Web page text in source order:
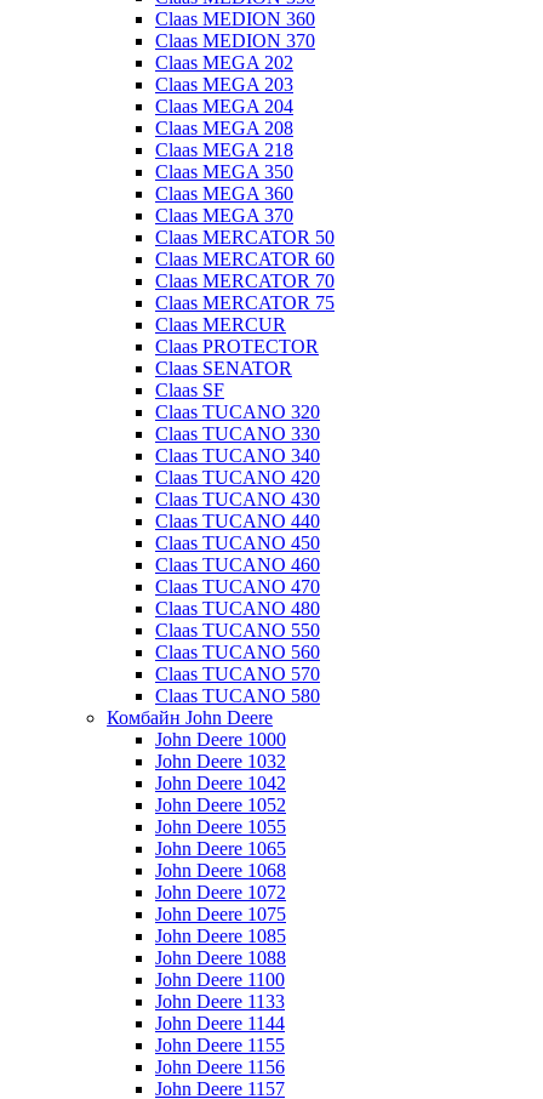
Claas MEDION 360
Claas MEDION 370
Claas MEGA 202
Claas MEGA 203
Claas MEGA 204
Claas MEGA 208
Claas MEGA 218
Claas MEGA 350
Claas MEGA 360
Claas MEGA 370
Claas MERCATOR 50
Claas MERCATOR 60
Claas MERCATOR 70
Claas MERCATOR 75
Claas MERCUR
Claas PROTECTOR
Claas SENATOR
Claas SF
Claas TUCANO 320
Claas TUCANO 330
Claas TUCANO 340
Claas TUCANO 420
Claas TUCANO 430
Claas TUCANO 440
Claas TUCANO 450
Claas TUCANO 460
Claas TUCANO 470
Claas TUCANO 480
Claas TUCANO 550
Claas TUCANO 560
Claas TUCANO 570
Claas TUCANO 580
Комбайн John Deere
John Deere 1000
John Deere 1032
John Deere 1042
John Deere 1052
John Deere 1055
John Deere 1065
John Deere 1068
John Deere 1072
John Deere 1075
John Deere 1085
John Deere 1088
John Deere 1100
John Deere 1133
John Deere 1144
John Deere 1155
John Deere 1156
John Deere 1157